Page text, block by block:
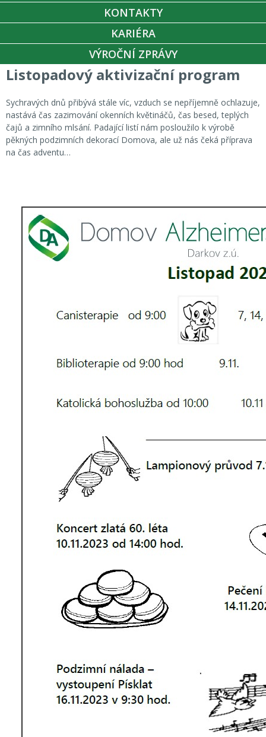
KONTAKTY
KARIÉRA
VÝROČNÍ ZPRÁVY
Listopadový aktivizační program
Sychravých dnů přibývá stále víc, vzduch se nepříjemně ochlazuje,
nastává čas zazimování okenních květináčů, čas besed, teplých
čajů a zimního mlsání. Padající listí nám posloužilo k výrobě
pěkných podzimních dekorací Domova, ale už nás čeká příprava
na čas adventu…